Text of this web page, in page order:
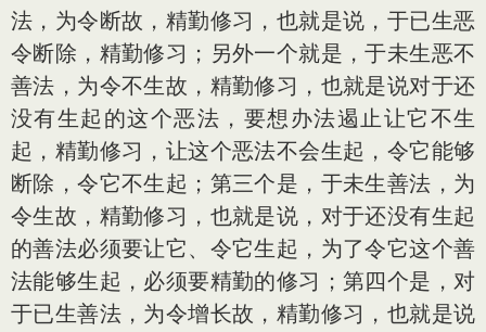
法，为令断故，精勤修习，也就是说，于已生恶
令断除，精勤修习；另外一个就是，于未生恶不
善法，为令不生故，精勤修习，也就是说对于还
没有生起的这个恶法，要想办法遏止让它不生
起，精勤修习，让这个恶法不会生起，令它能够
断除，令它不生起；第三个是，于未生善法，为
令生故，精勤修习，也就是说，对于还没有生起
的善法必须要让它、令它生起，为了令它这个善
法能够生起，必须要精勤的修习；第四个是，对
于已生善法，为令增长故，精勤修习，也就是说